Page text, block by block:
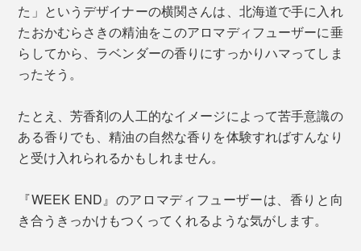
た」というデザイナーの横関さんは、北海道で手に入れ
たおかむらさきの精油をこのアロマディフューザーに垂
らしてから、ラベンダーの香りにすっかりハマってしま
ったそう。
たとえ、芳香剤の人工的なイメージによって苦手意識の
ある香りでも、精油の自然な香りを体験すればすんなり
と受け入れられるかもしれません。
『WEEK END』のアロマディフューザーは、香りと向
き合うきっかけもつくってくれるような気がします。